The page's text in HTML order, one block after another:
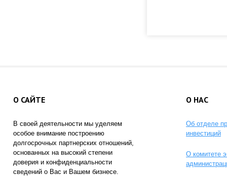
О САЙТЕ
В своей деятельности мы уделяем
особое внимание построению
долгосрочных партнерских отношений,
основанных на высокий степени
доверия и конфиденциальности
сведений о Вас и Вашем бизнесе.
О НАС
Об отделе
инвестиций
О комитете